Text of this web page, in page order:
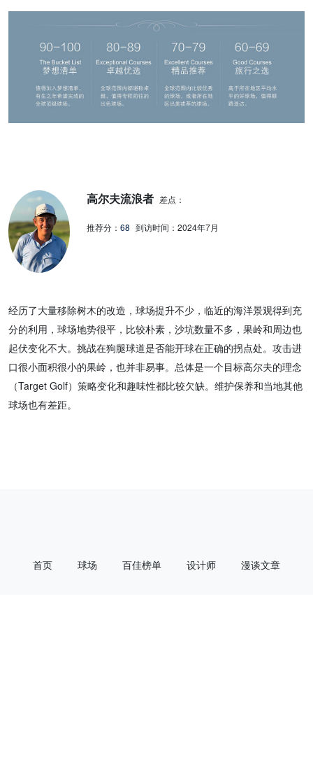
经历了大量移除树木的改造，球场提升不少，临近的海洋景观得到充
分的利用，球场地势很平，比较朴素，沙坑数量不多，果岭和周边也
起伏变化不大。挑战在狗腿球道是否能开球在正确的拐点处。攻击进
口很小面积很小的果岭，也并非易事。总体是一个目标高尔夫的理念
（Target Golf）策略变化和趣味性都比较欠缺。维护保养和当地其他
球场也有差距。
高尔夫流浪者 差点：
推荐分： 68 到访时间： 2024年7月
首页 球场 百佳榜单 设计师 漫谈文章